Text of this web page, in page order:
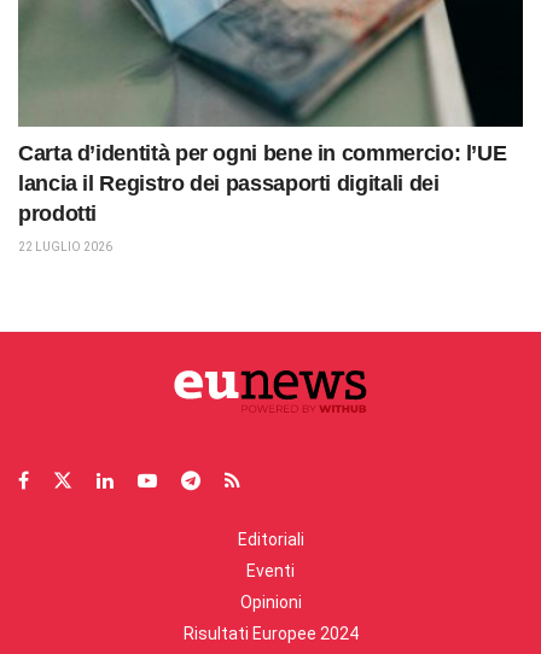
Carta d’identità per ogni bene in commercio: l’UE
lancia il Registro dei passaporti digitali dei
prodotti
22 LUGLIO 2026
Editoriali
Eventi
Opinioni
Risultati Europee 2024